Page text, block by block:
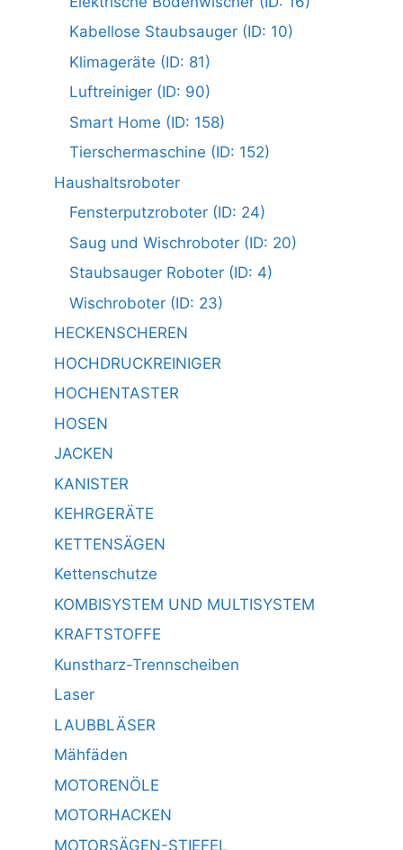
Kabellose Staubsauger (ID: 10)
Klimageräte (ID: 81)
Luftreiniger (ID: 90)
Smart Home (ID: 158)
Tierschermaschine (ID: 152)
Haushaltsroboter
Fensterputzroboter (ID: 24)
Saug und Wischroboter (ID: 20)
Staubsauger Roboter (ID: 4)
Wischroboter (ID: 23)
HECKENSCHEREN
HOCHDRUCKREINIGER
HOCHENTASTER
HOSEN
JACKEN
KANISTER
KEHRGERÄTE
KETTENSÄGEN
Kettenschutze
KOMBISYSTEM UND MULTISYSTEM
KRAFTSTOFFE
Kunstharz-Trennscheiben
Laser
LAUBBLÄSER
Mähfäden
MOTORENÖLE
MOTORHACKEN
MOTORSÄGEN-STIEFEL